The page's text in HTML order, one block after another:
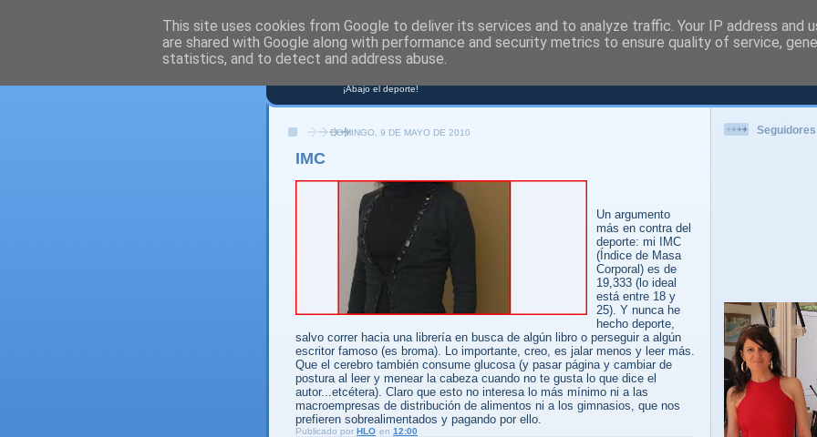
NO SPORT
¡Abajo el deporte!
DOMINGO, 9 DE MAYO DE 2010
IMC
Un argumento
más en contra del
deporte: mi IMC
(Índice de Masa
Corporal) es de
19,333 (lo ideal
está entre 18 y
25). Y nunca he
hecho deporte,
salvo correr hacia una librería en busca de algún libro o perseguir a algún
escritor famoso (es broma). Lo importante, creo, es jalar menos y leer más.
Que el cerebro también consume glucosa (y pasar página y cambiar de
postura al leer y menear la cabeza cuando no te gusta lo que dice el
autor...etcétera). Claro que esto no interesa lo más mínimo ni a las
macroempresas de distribución de alimentos ni a los gimnasios, que nos
prefieren sobrealimentados y pagando por ello.
Publicado por HLO en 12:00
Seguidores
This site uses cookies from Google to deliver its services and to analyze traffic. Your IP address and
are shared with Google along with performance and security metrics to ensure quality of service,
statistics, and to detect and address abuse.